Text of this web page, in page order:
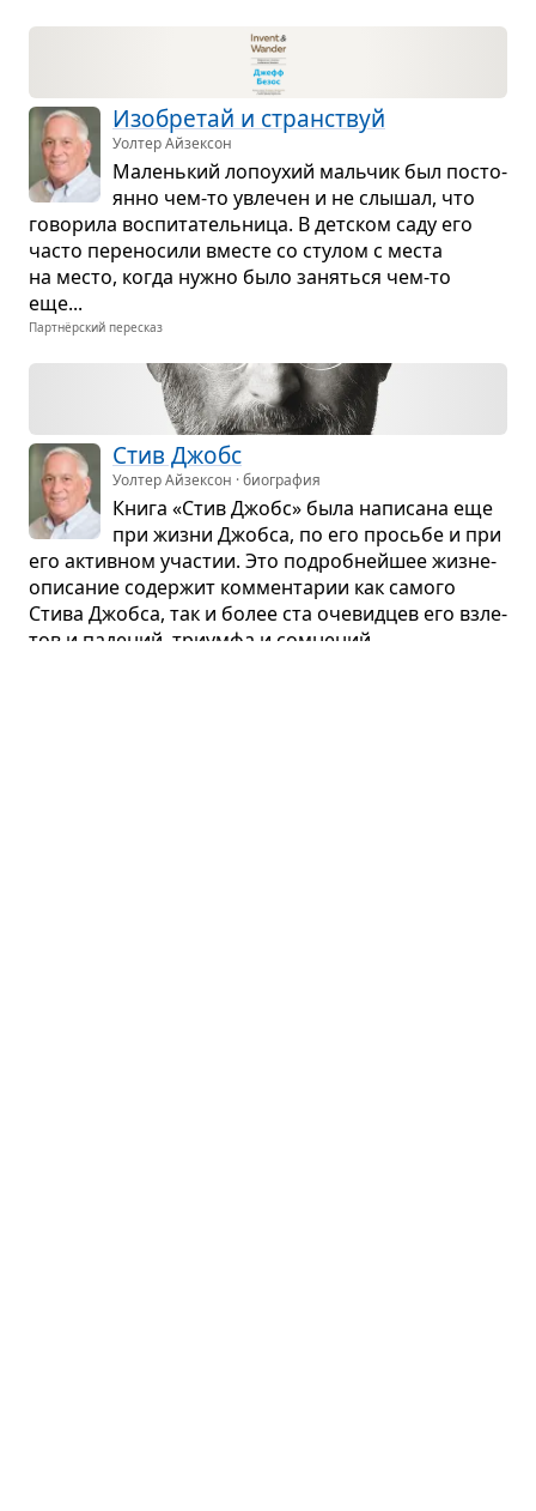
Изоб­ре­тай и стран­ствуй
Уолтер Айзексон
Малень­кий лопо­ухий маль­чик был посто­
янно чем-то увле­чен и не слы­шал, что
гово­рила вос­пи­та­тель­ница. В дет­ском саду его
часто пере­но­сили вме­сте со сту­лом с места
на место, когда нужно было заняться чем-то
еще...
Партнёрский пересказ
Стив Джобс
Уолтер Айзексон · биография
Книга «Стив Джобс» была напи­сана еще
при жизни Джобса, по его просьбе и при
его актив­ном уча­стии. Это подроб­нейшее жиз­не­
опи­са­ние содер­жит ком­мен­та­рии как самого
Стива Джобса, так и более ста оче­вид­цев его взле­
тов и паде­ний, три­умфа и сомне­ний...